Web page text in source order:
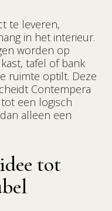
te leveren,
in het interieur.
worden op
tafel of bank
ruimte optilt. Deze
Contempera
een logisch
alleen een
tot